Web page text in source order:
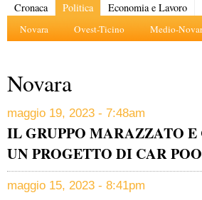
Cronaca Politica
Novara Ovest-Ticino Medio-
Economia e Lavoro
Novara
maggio 19, 2023 - 7:48am
IL GRUPPO MARAZZATO
UN PROGETTO DI CAR
maggio 15, 2023 - 8:41pm